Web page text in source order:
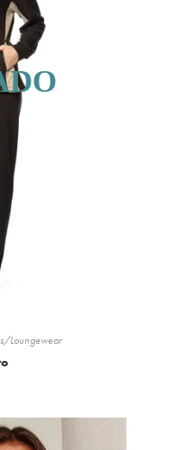
Loungewear